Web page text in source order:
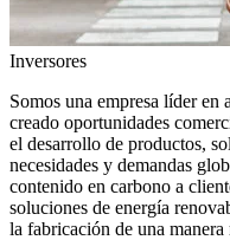
Inversores
Somos una empresa líder
creado oportunidades
el desarrollo de productos,
necesidades y demandas
contenido en carbono a
soluciones de energía
la fabricación de una manera